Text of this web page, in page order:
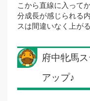
こから直線に入って
分成長が感じられる
スは間違いなく上が
府中牝馬
アップ♪